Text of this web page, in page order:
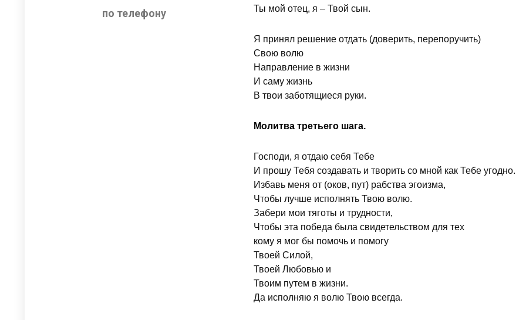
Ты мой отец, я – Твой сын.
Я принял решение отдать (доверить, перепоручить)
Свою волю
Направление в жизни
И саму жизнь
В твои заботящиеся руки.
Молитва третьего шага.
Господи, я отдаю себя Тебе
И прошу Тебя создавать и творить со мной как Тебе угодно.
Избавь меня от (оков, пут) рабства эгоизма,
Чтобы лучше исполнять Твою волю.
Забери мои тяготы и трудности,
Чтобы эта победа была свидетельством для тех
кому я мог бы помочь и помогу
Твоей Силой,
Твоей Любовью и
Твоим путем в жизни.
Да исполняю я волю Твою всегда.
по телефону